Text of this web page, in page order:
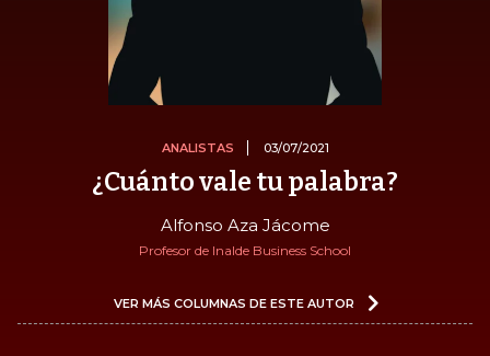
ANALISTAS 03/07/2021
¿Cuánto vale tu palabra?
Alfonso Aza Jácome
Profesor de Inalde Business School
VER MÁS COLUMNAS DE ESTE AUTOR